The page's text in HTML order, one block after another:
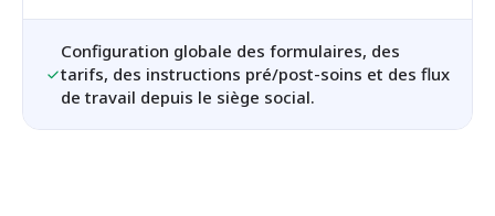
Configuration globale des formulaires, des
tarifs, des instructions pré/post-soins et des flux
de travail depuis le siège social.